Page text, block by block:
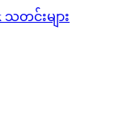
သတင်းများ